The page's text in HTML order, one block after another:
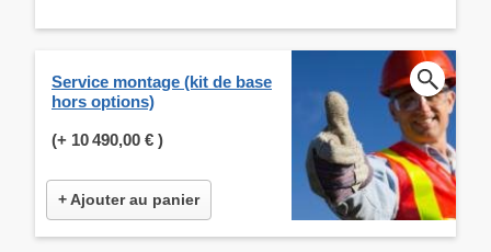
Service montage (kit de base
hors options)
(+ 10 490,00 € )
+ Ajouter au panier